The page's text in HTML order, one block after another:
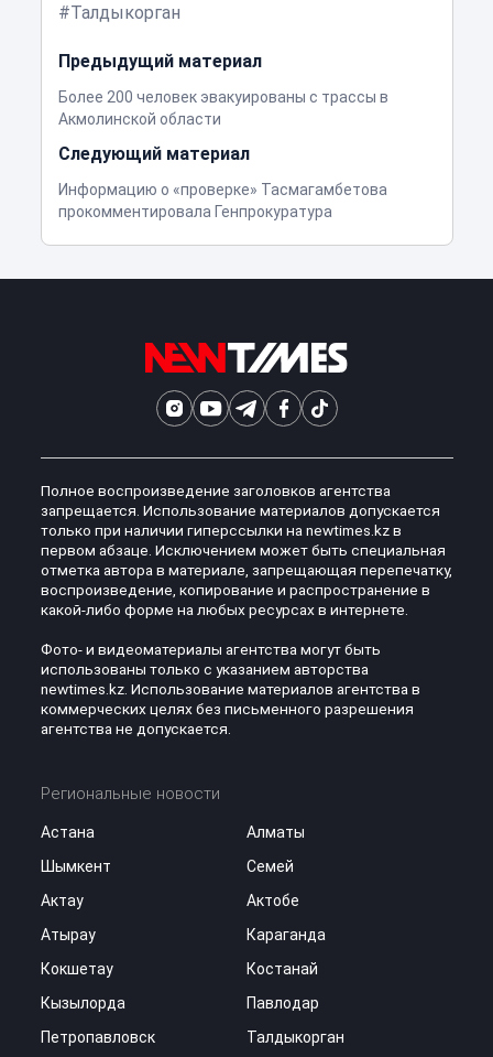
Талдыкорган
Предыдущий материал
Более 200 человек эвакуированы с трассы в
Акмолинской области
Следующий материал
Информацию о «проверке» Тасмагамбетова
прокомментировала Генпрокуратура
Полное воспроизведение заголовков агентства
запрещается. Использование материалов допускается
только при наличии гиперссылки на newtimes.kz в
первом абзаце. Исключением может быть специальная
отметка автора в материале, запрещающая перепечатку,
воспроизведение, копирование и распространение в
какой-либо форме на любых ресурсах в интернете.
Фото- и видеоматериалы агентства могут быть
использованы только с указанием авторства
newtimes.kz. Использование материалов агентства в
коммерческих целях без письменного разрешения
агентства не допускается.
Региональные новости
Астана
Алматы
Шымкент
Семей
Актау
Актобе
Атырау
Караганда
Кокшетау
Костанай
Кызылорда
Павлодар
Петропавловск
Талдыкорган